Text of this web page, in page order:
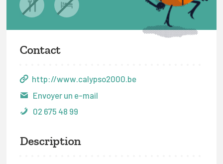
Contact
http://www.calypso2000.be
Envoyer un e-mail
02 675 48 99
Description